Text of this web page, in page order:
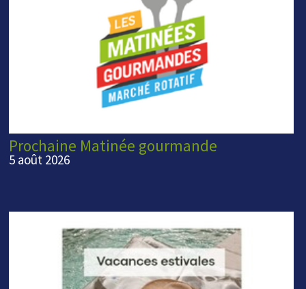
Prochaine Matinée gourmande
5 août 2026